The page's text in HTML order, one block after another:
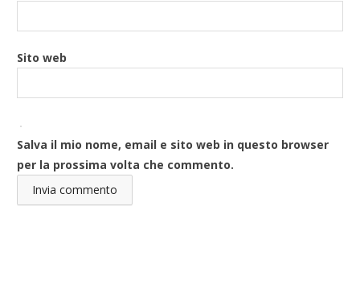
Sito web
Salva il mio nome, email e sito web in questo browser
per la prossima volta che commento.